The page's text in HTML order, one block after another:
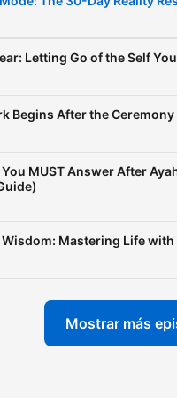
t.me/
Letting Go of the Self
Begins After the
MUST Answer After
Mastering Life with
Mostrar más